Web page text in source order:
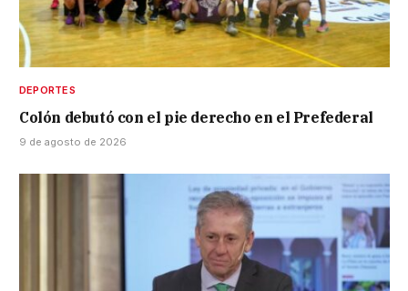
DEPORTES
Colón debutó con el pie derecho en el Prefederal
9 de agosto de 2026